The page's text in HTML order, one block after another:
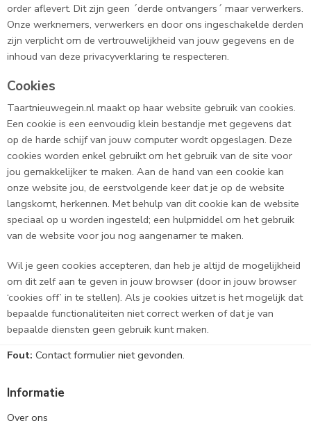
order aflevert. Dit zijn geen ´derde ontvangers´ maar verwerkers.
Onze werknemers, verwerkers en door ons ingeschakelde derden
zijn verplicht om de vertrouwelijkheid van jouw gegevens en de
inhoud van deze privacyverklaring te respecteren.
Cookies
Taartnieuwegein.nl maakt op haar website gebruik van cookies.
Een cookie is een eenvoudig klein bestandje met gegevens dat
op de harde schijf van jouw computer wordt opgeslagen. Deze
cookies worden enkel gebruikt om het gebruik van de site voor
jou gemakkelijker te maken. Aan de hand van een cookie kan
onze website jou, de eerstvolgende keer dat je op de website
langskomt, herkennen. Met behulp van dit cookie kan de website
speciaal op u worden ingesteld; een hulpmiddel om het gebruik
van de website voor jou nog aangenamer te maken.
Wil je geen cookies accepteren, dan heb je altijd de mogelijkheid
om dit zelf aan te geven in jouw browser (door in jouw browser
‘cookies off’ in te stellen). Als je cookies uitzet is het mogelijk dat
bepaalde functionaliteiten niet correct werken of dat je van
bepaalde diensten geen gebruik kunt maken.
Fout: Contact formulier niet gevonden.
Informatie
Over ons